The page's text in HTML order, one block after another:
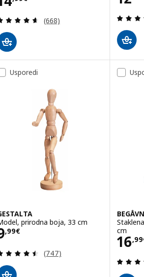
Revizija: 4.6 od 5 zvjezdica.
(668)
Usporedi
prirodna boja, 33 cm
,99€ 9,99€
Revizija: 4.5 od 5 zvjezdica.
(747)
cm
16,99